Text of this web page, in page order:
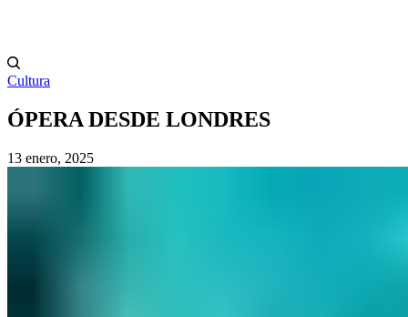
Cultura
ÓPERA DESDE LONDRES
13 enero, 2025